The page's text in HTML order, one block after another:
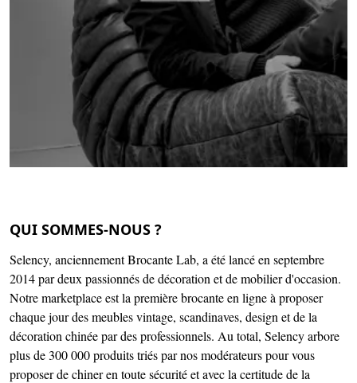
QUI SOMMES-NOUS ?
Selency, anciennement Brocante Lab, a été lancé en septembre
2014 par deux passionnés de décoration et de mobilier d'occasion.
Notre marketplace est la première brocante en ligne à proposer
chaque jour des meubles vintage, scandinaves, design et de la
décoration chinée par des professionnels. Au total, Selency arbore
plus de 300 000 produits triés par nos modérateurs pour vous
proposer de chiner en toute sécurité et avec la certitude de la